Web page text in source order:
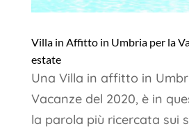
Villa in Affitto in Umbria per la
estate
Una Villa in affitto in
Vacanze del 2020, è in
la parola più ricercata sui